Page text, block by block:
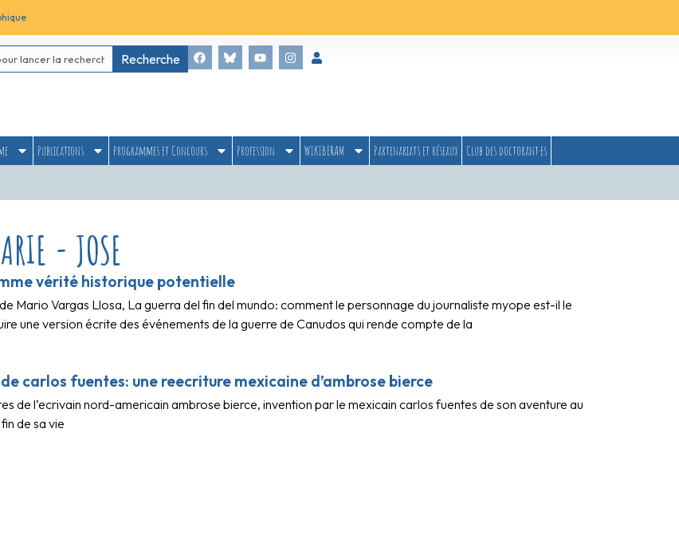
Recherche
Publications Programmes et Concours Profession WIKIBERAM Partenariats et réseaux
Club des doctorant·es
- JOSE
vérité historique potentielle
Mario Vargas Llosa, La guerra del fin del mundo: comment le personnage du journaliste myope est-il le
une version écrite des événements de la guerre de Canudos qui rende compte de la
carlos fuentes: une reecriture mexicaine d’ambrose bierce
de l’ecrivain nord-americain ambrose bierce, invention par le mexicain carlos fuentes de son aventure au
de sa vie